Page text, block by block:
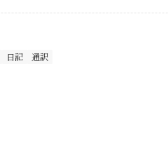
日記 通訳